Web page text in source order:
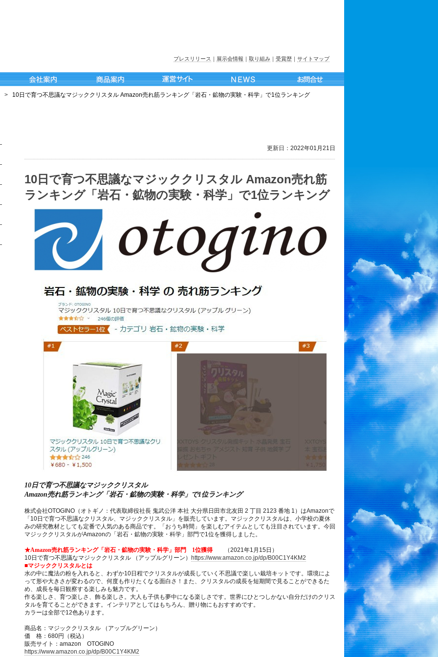
プレスリリース ｜ 展示会情報 ｜ 取り組み ｜ 受賞歴 ｜ サイトマップ
> 10日で育つ不思議なマジッククリスタル Amazon売れ筋ランキング「岩石・鉱物の実験・科学」で1位ランキング
更新日： 2022年01月21日
10日で育つ不思議なマジッククリスタル Amazon売れ筋
ランキング「岩石・鉱物の実験・科学」で1位ランキング
10日で育つ不思議なマジッククリスタル
Amazon売れ筋ランキング「岩石・鉱物の実験・科学」で1位ランキング
株式会社OTOGINO（オトギノ：代表取締役社長 鬼武公洋 本社 大分県日田市北友田 2 丁目 2123 番地 1）はAmazonで
「10日で育つ不思議なクリスタル、マジッククリスタル」を販売しています。マジッククリスタルは、小学校の夏休
みの研究教材としても定番で人気のある商品です。「おうち時間」を楽しむアイテムとしても注目されています。今回
マジッククリスタルがAmazonの「岩石・鉱物の実験・科学」部門で1位を獲得しました。
★Amazon売れ筋ランキング「岩石・鉱物の実験・科学」部門 1位獲得
（2021年1月15日）
10日で育つ不思議なマジッククリスタル （アップルグリーン）
https://www.amazon.co.jp/dp/B00C1Y4KM2
■マジッククリスタルとは
水の中に魔法の粉を入れると、わずか10日程でクリスタルが成長していく不思議で楽しい栽培キットです。環境によ
って形や大きさが変わるので、何度も作りたくなる面白さ！また、クリスタルの成長を短期間で見ることができるた
め、成長を毎日観察する楽しみも魅力です。
作る楽しさ、育つ楽しさ、飾る楽しさ。大人も子供も夢中になる楽しさです。世界にひとつしかない自分だけのクリス
タルを育てることができます。インテリアとしてはもちろん、贈り物にもおすすめです。
カラーは全部で12色あります。
商品名：マジッククリスタル （アップルグリーン）
価 格：680円（税込）
販売サイト：amazon OTOGINO
https://www.amazon.co.jp/dp/B00C1Y4KM2